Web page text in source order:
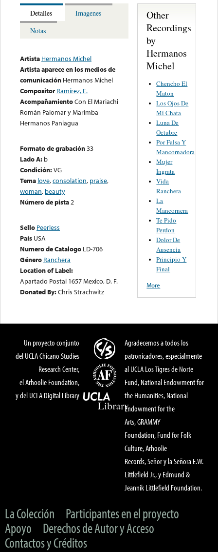
Detalles
Imagenes
Notas
Artista Hermanos Michel
Artista aparece en los medios de
comunicación Hermanos Michel
Compositor Ramírez, E.
AcompañamientoCon El Mariachi
Román Palomar y Marimba
Hermanos Paniagua
Formato de grabación33
Lado A: b
Condición:VG
Tema love,consolation, praise,
woman, beauty
Número de pista2
Sello Peerless
País USA
Numero de Catalogo LD-706
Género Ranchera
Location of Label:
Apartado Postal 1657 Mexico, D. F.
Donated By:Chris Strachwitz
Other
Recordings
by
Hermanos
Michel
Chencho El
Maton
Los Ojos De
Mi Chata
Luna De
Octubre
Por Falsa Y
Mancornadora
Mujer
Ingrata
Vida
Ranchera
La
Mancornera
Te Pido
Perdon
Dolor De
Ausencia
Principio Y
Final
More
Un proyecto conjunto
del UCLA Chicano Studies
Research Center,
el Arhoolie Foundation,
y del UCLA Digital Library
Agradecemos a todos los
patronicadores, especialmente
al UCLA Los Tigres de Norte
Fund, National Endowment for
the Humanities, National
Endowment for the
Arts, GRAMMY
Foundation, Fund for Folk
Culture, Arhoolie
Records, Señor y la Señora E.W.
Littlefield Jr., y Edmund &
Jeannik Littlefield Foundation.
La Colección
Participantes en el proyecto
Apoyo
Derechos de Autor y Acceso
Contactos y Créditos